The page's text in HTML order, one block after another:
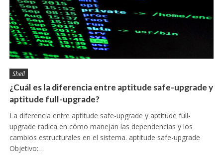
Shell
¿Cuál es la diferencia entre aptitude safe-upgrade y
aptitude full-upgrade?
La diferencia entre aptitude safe-upgrade y aptitude full-
upgrade radica en cómo manejan las dependencias y los
cambios estructurales en el sistema. aptitude safe-upgrade
Objetivo:…